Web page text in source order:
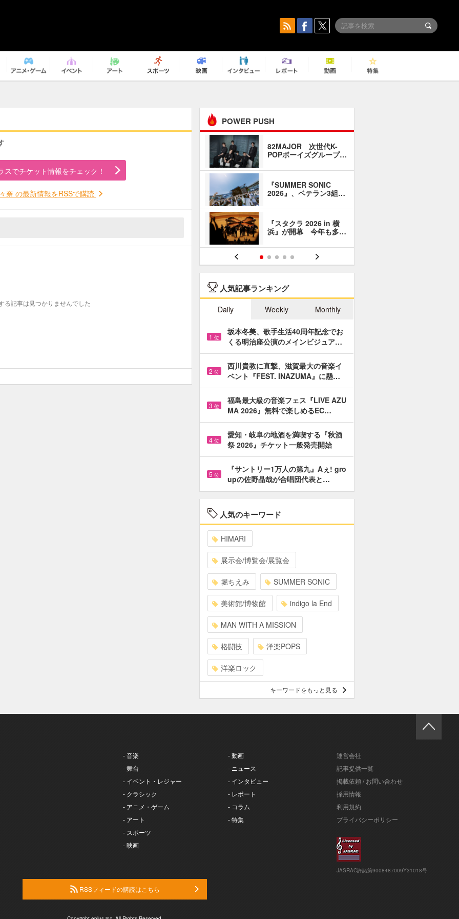
スでチケット情報をチェック！
奈 の最新情報をRSSで購読
る記事は見つかりませんでした
POWER PUSH
82MAJOR 次世代K-
POPボーイズグループ…
『SUMMER SONIC
2026』、ベテラン3組…
『スタクラ 2026 in 横
浜』が開幕 今年も多…
人気記事ランキング
Daily Weekly Monthly
1 位
坂本冬美、歌手生活40周年記念でお
くる明治座公演のメインビジュア…
2 位
西川貴教に直撃、滋賀最大の音楽イ
ベント『FEST. INAZUMA』に懸…
3 位
福島最大級の音楽フェス『LIVE AZU
MA 2026』無料で楽しめるEC…
4 位
愛知・岐阜の地酒を満喫する『秋酒
祭 2026』チケット一般発売開始
5 位
『サントリー1万人の第九』Aぇ! gro
upの佐野晶哉が合唱団代表と…
人気のキーワード
HIMARI
展示会/博覧会/展覧会
堀ちえみ SUMMER SONIC
美術館/博物館 indigo la End
MAN WITH A MISSION
格闘技 洋楽POPS
洋楽ロック
キーワードをもっと見る
- 音楽
- 舞台
- イベント・レジャー
- クラシック
- アニメ・ゲーム
- アート
- スポーツ
- 映画
- 動画
- ニュース
- インタビュー
- レポート
- コラム
- 特集
運営会社
記事提供一覧
掲載依頼 / お問い合わせ
採用情報
利用規約
プライバシーポリシー
JASRAC許諾第9008487009Y31018号
RSSフィードの購読はこちら